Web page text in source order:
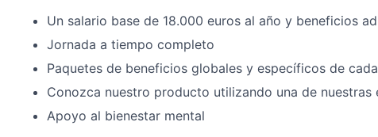
Un salario base de 18.000 euros al año y beneficios
Jornada a tiempo completo
Paquetes de beneficios globales y específicos de
Conozca nuestro producto utilizando una de nuestras
Apoyo al bienestar mental